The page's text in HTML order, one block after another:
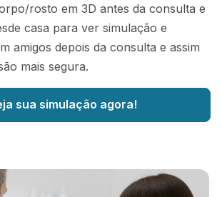
rosto em 3D antes da consulta e
casa para ver simulação e
amigos depois da consulta e assim
mais segura.
sua simulação agora!